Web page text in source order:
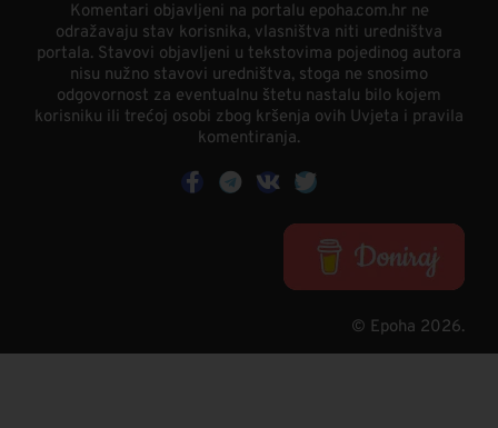
Komentari objavljeni na portalu epoha.com.hr ne
odražavaju stav korisnika, vlasništva niti uredništva
portala. Stavovi objavljeni u tekstovima pojedinog autora
nisu nužno stavovi uredništva, stoga ne snosimo
odgovornost za eventualnu štetu nastalu bilo kojem
korisniku ili trećoj osobi zbog kršenja ovih Uvjeta i pravila
komentiranja.
© Epoha 2026.